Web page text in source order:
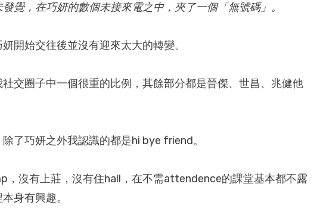
覺，在巧妍的數個未接來電之中，夾了一個「無號碼」。
開始交往後並沒有迎來太大的轉變。
交圈子中一個很重的比例，其餘部分都是晉傑、世昌、兆健他
了巧妍之外我認識的都是hi bye friend。
，沒有上莊，沒有住hall，在不需attendence的課堂基本都不露
身有興趣。